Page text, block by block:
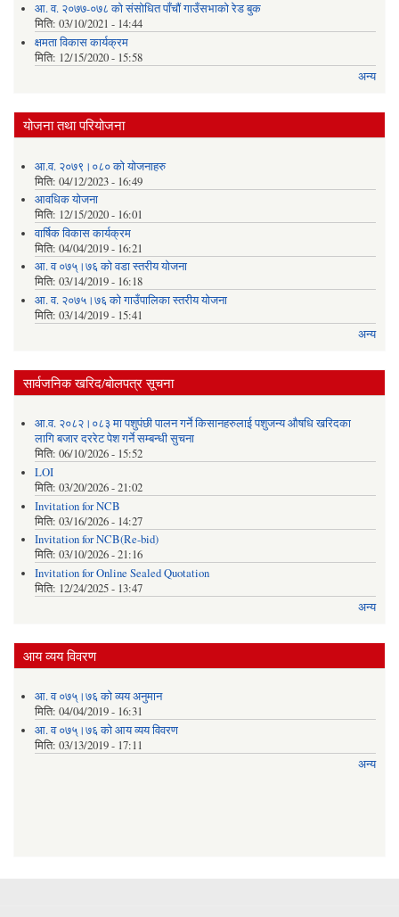
आ. व. २०७७-०७८ को संसोधित पाँचौं गाउँसभाको रेड बुक
मिति: 03/10/2021 - 14:44
क्षमता विकास कार्यक्रम
मिति: 12/15/2020 - 15:58
अन्य
योजना तथा परियोजना
आ.व. २०७९।०८० को योजनाहरु
मिति: 04/12/2023 - 16:49
आवधिक योजना
मिति: 12/15/2020 - 16:01
वार्षिक विकास कार्यक्रम
मिति: 04/04/2019 - 16:21
आ. व ०७५्।७६ को वडा स्तरीय योजना
मिति: 03/14/2019 - 16:18
आ. व. २०७५।७६ को गाउँपालिका स्तरीय योजना
मिति: 03/14/2019 - 15:41
अन्य
सार्वजनिक खरिद/बोलपत्र सूचना
आ.व. २०८२।०८३ मा पशुपंछी पालन गर्ने किसानहरुलाई पशुजन्य औषधि खरिदका
लागि बजार दररेट पेश गर्ने सम्बन्धी सुचना
मिति: 06/10/2026 - 15:52
LOI
मिति: 03/20/2026 - 21:02
Invitation for NCB
मिति: 03/16/2026 - 14:27
Invitation for NCB(Re-bid)
मिति: 03/10/2026 - 21:16
Invitation for Online Sealed Quotation
मिति: 12/24/2025 - 13:47
अन्य
आय व्यय विवरण
आ. व ०७५्।७६ को व्यय अनुमान
मिति: 04/04/2019 - 16:31
आ. व ०७५्।७६ को आय व्यय विवरण
मिति: 03/13/2019 - 17:11
अन्य